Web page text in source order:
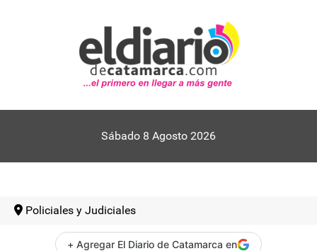
Sábado 8 Agosto 2026
Policiales y Judiciales
+ Agregar El Diario de Catamarca en